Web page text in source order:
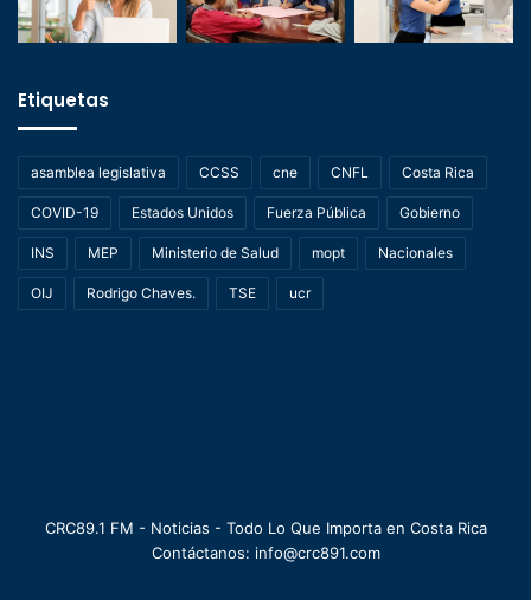
Etiquetas
asamblea legislativa CCSS cne CNFL Costa Rica
COVID-19 Estados Unidos Fuerza Pública Gobierno
INS MEP Ministerio de Salud mopt Nacionales
OIJ Rodrigo Chaves. TSE ucr
CRC89.1 FM - Noticias - Todo Lo Que Importa en Costa Rica
Contáctanos: info@crc891.com